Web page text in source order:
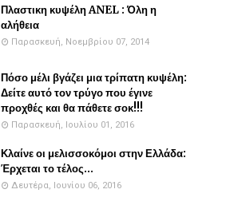
Πλαστικη κυψέλη ANEL : Όλη η
αλήθεια
Παρασκευή, Νοεμβρίου 07, 2014
Πόσο μέλι βγάζει μια τρίπατη κυψέλη:
Δείτε αυτό τον τρύγο που έγινε
προχθές και θα πάθετε σοκ!!!
Παρασκευή, Ιουλίου 01, 2016
Κλαίνε οι μελισσοκόμοι στην Ελλάδα:
Έρχεται το τέλος...
Δευτέρα, Ιουνίου 06, 2016